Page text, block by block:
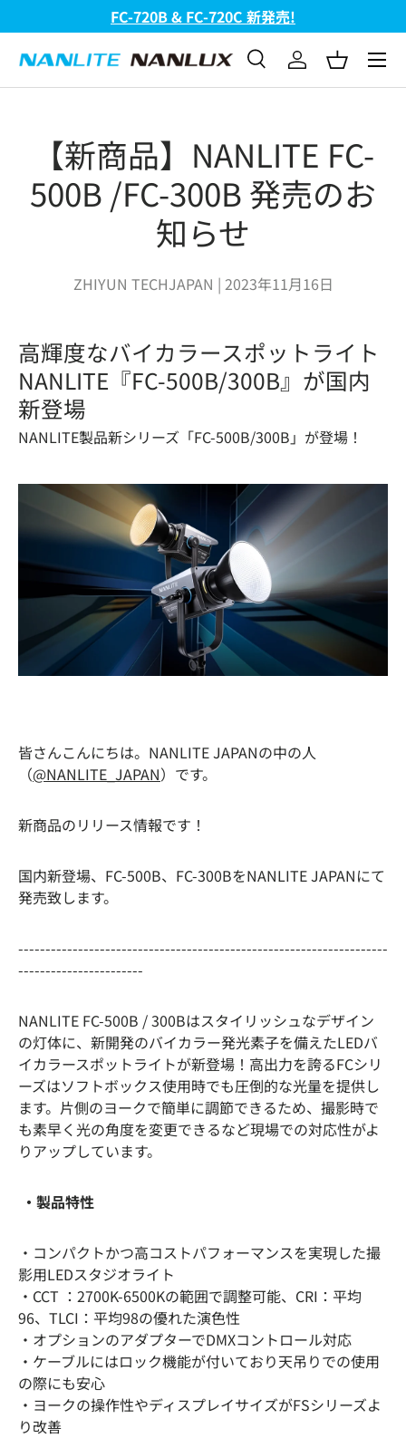
コンテンツへスキップ
FC-720B & FC-720C 新発売!
検索
検索 ログインバスケッ
メニ
【新商品】NANLITE FC-
500B /FC-300B 発売のお
知らせ
ZHIYUN TECHJAPAN | 2023年11月16日
高輝度なバイカラースポットライト
NANLITE 『FC-500B/300B』が国内
新登場
NANLITE製品新シリーズ「FC-500B/300B」が登場！
皆さんこんにちは。NANLITE JAPANの中の人
（@NANLITE_JAPAN）です。
新商品のリリース情報です！
国内新登場、FC-500B、FC-300BをNANLITE JAPANにて
発売致します。
--------------------------------------------------------------------
-----------------------
NANLITE FC-500B / 300Bはスタイリッシュなデザイン
の灯体に、新開発のバイカラー発光素子を備えたLEDバ
イカラースポットライトが新登場！高出力を誇るFCシリ
ーズはソフトボックス使用時でも圧倒的な光量を提供し
ます。片側のヨークで簡単に調節できるため、撮影時で
も素早く光の角度を変更できるなど現場での対応性がよ
りアップしています。
・製品特性
・コンパクトかつ高コストパフォーマンスを実現した撮
影用LEDスタジオライト
・CCT ：2700K-6500Kの範囲で調整可能、CRI：平均
96、TLCI：平均98の優れた演色性
・オプションのアダプターでDMXコントロール対応
・ケーブルにはロック機能が付いており天吊りでの使用
の際にも安心
・ヨークの操作性やディスプレイサイズがFSシリーズよ
り改善